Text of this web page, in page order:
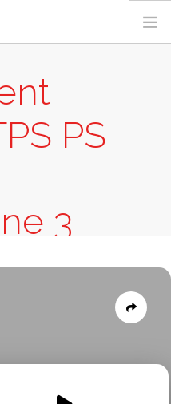
PS
3
TPS PS MS GS
mon-champ.mp3